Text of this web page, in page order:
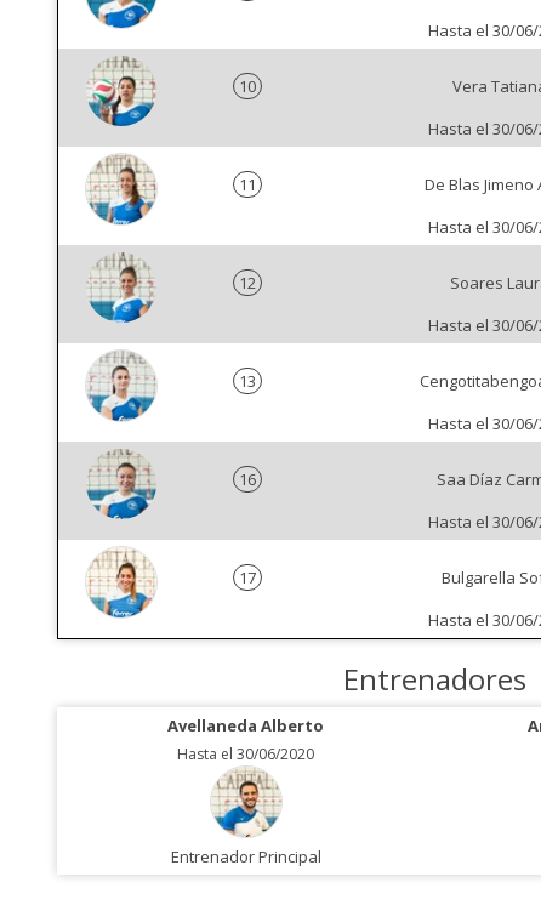
Hasta el 30/06/
10
Vera
Hasta el 30/06/
11
De Blas Jimeno
Hasta el 30/06/
12
Soares
Hasta el 30/06/
13
Hasta el 30/06/
16
Saa Díaz
Hasta el 30/06/
17
Bulgarella
Hasta el 30/06/
Entrenadores
Avellaneda Alberto
Hasta el 30/06/2020
Entrenador Principal